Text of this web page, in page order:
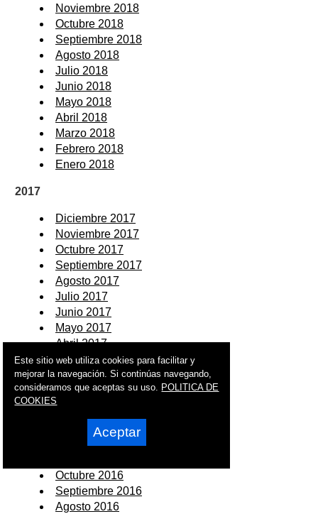
Noviembre 2018
Octubre 2018
Septiembre 2018
Agosto 2018
Julio 2018
Junio 2018
Mayo 2018
Abril 2018
Marzo 2018
Febrero 2018
Enero 2018
2017
Diciembre 2017
Noviembre 2017
Octubre 2017
Septiembre 2017
Agosto 2017
Julio 2017
Junio 2017
Mayo 2017
Abril 2017
Marzo 2017
Febrero 2017
Enero 2017
Diciembre 2016
Octubre 2016
Septiembre 2016
Agosto 2016
Este sitio web utiliza cookies para facilitar y
mejorar la navegación. Si continúas navegando,
consideramos que aceptas su uso. POLITICA DE
COOKIES
Aceptar